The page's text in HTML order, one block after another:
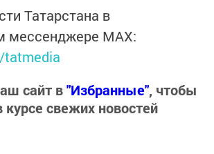
Татарстана в
мессенджере MАХ:
сайт в"Избранные", чтобы
курсе свежих новостей